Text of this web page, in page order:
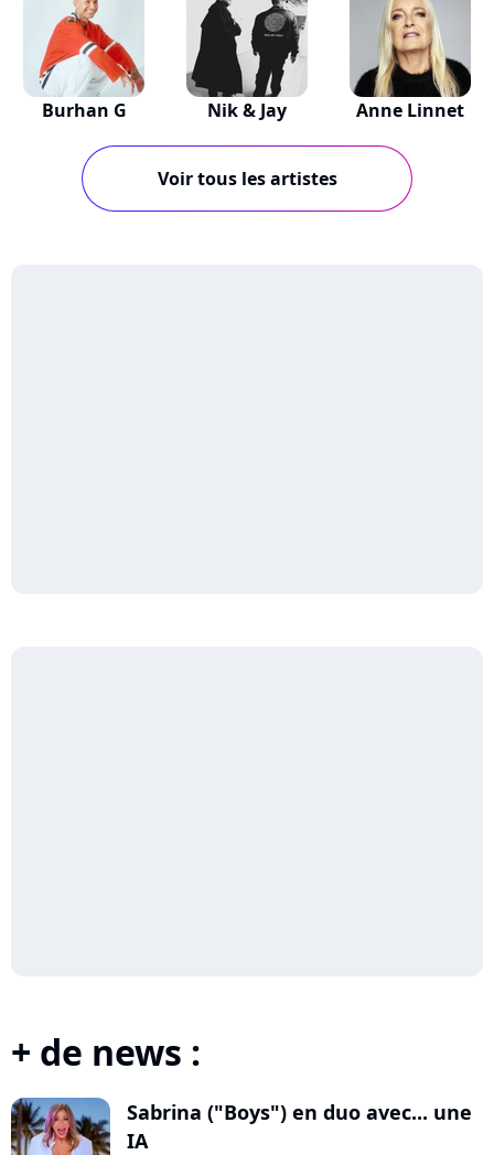
Burhan G Nik & Jay Anne Linnet
Voir tous les artistes
+ de news :
Sabrina ("Boys") en duo avec... une
IA